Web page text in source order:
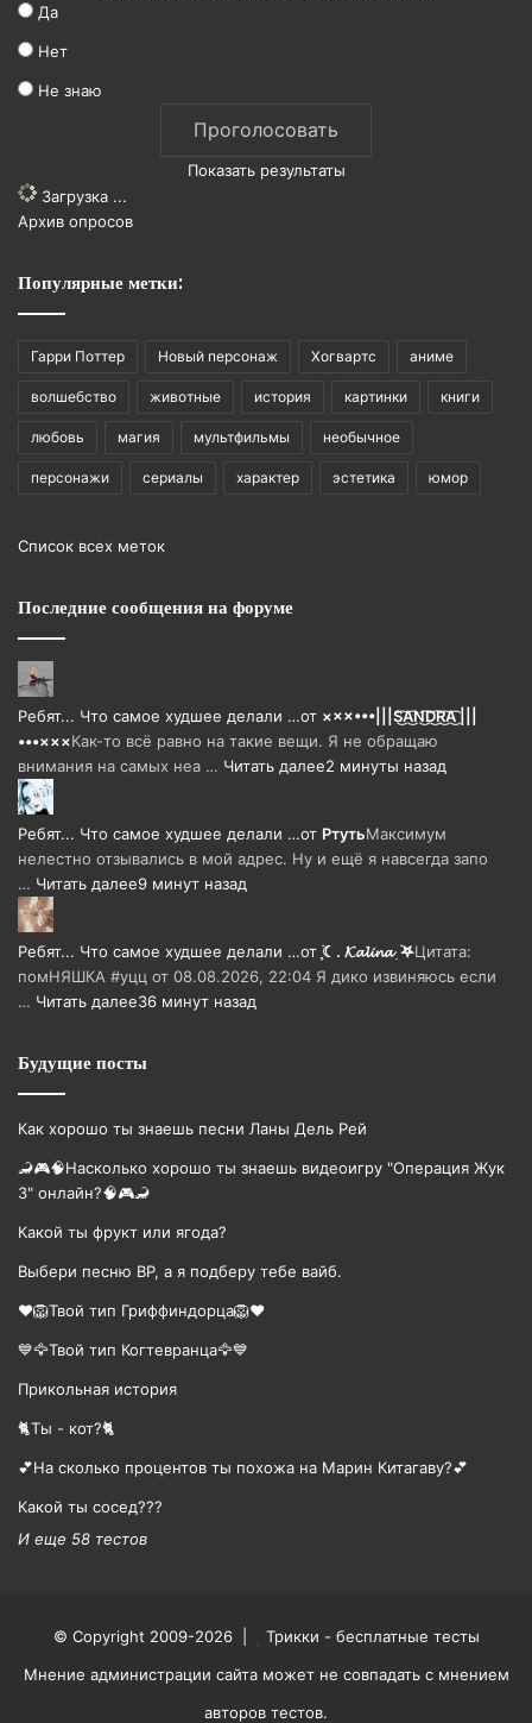
Да
Нет
Не знаю
Показать результаты
Загрузка ...
Архив опросов
Популярные метки:
Гарри Поттер Новый персонаж Хогвартс аниме
волшебство животные история картинки книги
любовь магия мультфильмы необычное
персонажи сериалы характер эстетика юмор
Список всех меток
Последние сообщения на форуме
Ребят... Что самое худшее делали …от ×××•••|||S͜͡A͜͡N͜͡D͜͡R͜͡A͜͡ |||
•••×××Как-то всё равно на такие вещи. Я не обращаю
внимания на самых неа … Читать далее2 минуты назад
Ребят... Что самое худшее делали …от РтутьМаксимум
нелестно отзывались в мой адрес. Ну и ещё я навсегда запо
… Читать далее9 минут назад
Ребят... Что самое худшее делали …от ִֶָ࣪☾. 𝓚𝓪𝓵𝓲𝓷𝓪 ִִ ࣪𖤐Цитата:
помНЯШКА #уцц от 08.08.2026, 22:04 Я дико извиняюсь если
… Читать далее36 минут назад
Будущие посты
Как хорошо ты знаешь песни Ланы Дель Рей
🦂🎮🧠Насколько хорошо ты знаешь видеоигру "Операция Жук
3" онлайн?🧠🎮🦂
Какой ты фрукт или ягода?
Выбери песню BP, а я подберу тебе вайб.
❤️🦁Твой тип Гриффиндорца🦁❤️
💙🦅Твой тип Когтевранца🦅💙
Прикольная история
🐈Ты - кот?🐈
💕На сколько процентов ты похожа на Марин Китагаву?💕
Какой ты сосед???
И еще 58 тестов
© Copyright 2009-2026 |
Трикки - бесплатные тесты
Мнение администрации сайта может не совпадать с мнением
авторов тестов.